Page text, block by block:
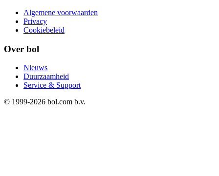
Algemene voorwaarden
Privacy
Cookiebeleid
Over bol
Nieuws
Duurzaamheid
Service & Support
© 1999-2026 bol.com b.v.